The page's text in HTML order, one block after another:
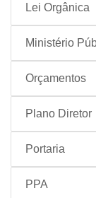
Lei Orgânica
Ministério
Orçamentos
Plano Diretor
Portaria
PPA